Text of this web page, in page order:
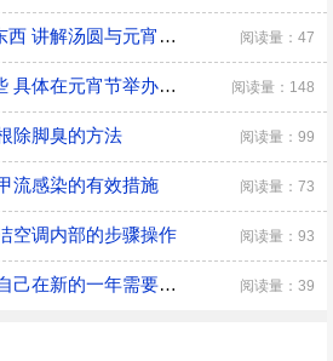
汤圆和元宵是不是一种东西 讲解汤圆与元宵的区别 阅读量：47
元宵传统民俗活动有哪些 具体在元宵节举办的传统民俗活动 阅读量：148
除脚臭的方法 阅读量：99
流感染的有效措施 阅读量：73
空调内部的步骤操作 阅读量：93
新的一年如何提升自己 自己在新的一年需要改变的三大方面 阅读量：39